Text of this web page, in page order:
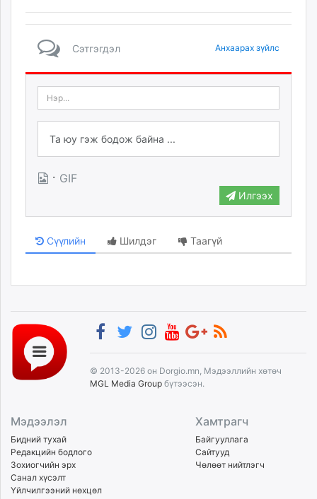
Сэтгэгдэл Анхаарах зүйлс
· GIF
Илгээх
Сүүлийн Шилдэг Таагүй
© 2013-2026 он Dorgio.mn, Мэдээллийн хөтөч
MGL Media Group бүтээсэн.
Мэдээлэл
Бидний тухай
Редакцийн бодлого
Зохиогчийн эрх
Санал хүсэлт
Үйлчилгээний нөхцөл
Хамтрагч
Байгууллага
Сайтууд
Чөлөөт нийтлэгч